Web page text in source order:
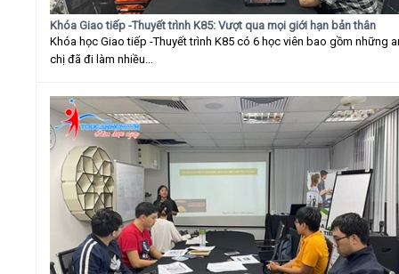
Khóa Giao tiếp -Thuyết trình K85: Vượt qua mọi giới hạn bản thân
Khóa học Giao tiếp -Thuyết trình K85 có 6 học viên bao gồm những
chị đã đi làm nhiều...